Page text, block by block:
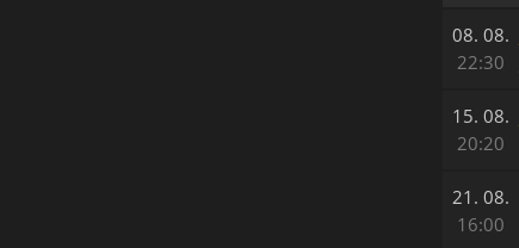
08. 08.
22:30
15. 08.
20:20
21. 08.
16:00